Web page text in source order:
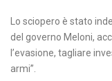
Lo sciopero è stato
del governo Meloni,
l’evasione, tagliare
armi”.